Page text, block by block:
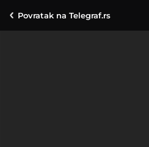
Povratak na Telegraf.rs